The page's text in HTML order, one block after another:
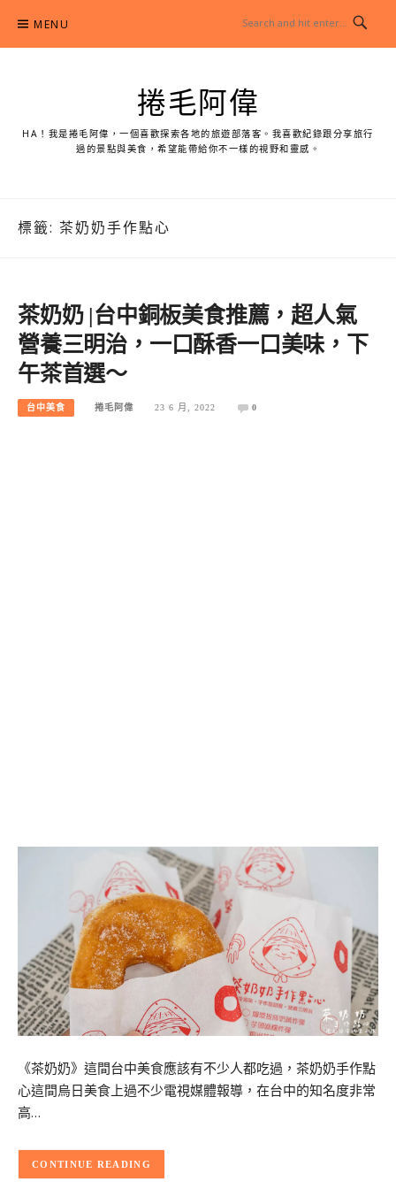
content
MENU
捲毛阿偉
HA！我是捲毛阿偉，一個喜歡探索各地的旅遊部落客。我喜歡紀錄跟分享旅行
過的景點與美食，希望能帶給你不一樣的視野和靈感。
標籤: 茶奶奶手作點心
茶奶奶 |台中銅板美食推薦，超人氣
營養三明治，一口酥香一口美味，下
午茶首選～
台中美食 捲毛阿偉 23 6 月, 2022 0
《茶奶奶》這間台中美食應該有不少人都吃過，茶奶奶手作點
心這間烏日美食上過不少電視媒體報導，在台中的知名度非常
高…
CONTINUE READING